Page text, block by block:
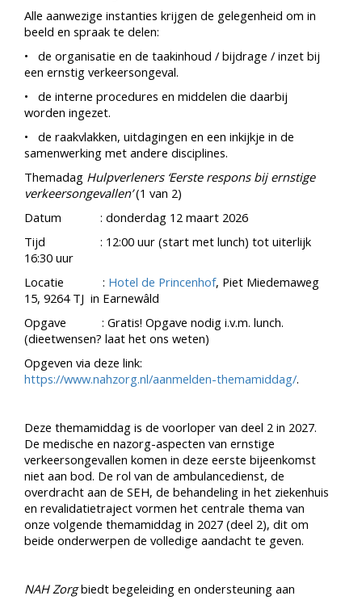
Alle aanwezige instanties krijgen de gelegenheid om in
beeld en spraak te delen:
• de organisatie en de taakinhoud / bijdrage / inzet bij
een ernstig verkeersongeval.
• de interne procedures en middelen die daarbij
worden ingezet.
• de raakvlakken, uitdagingen en een inkijkje in de
samenwerking met andere disciplines.
Themadag Hulpverleners ‘Eerste respons bij ernstige
verkeersongevallen’(1 van 2)
Datum : donderdag 12 maart 2026
Tijd : 12:00 uur (start met lunch) tot uiterlijk
16:30 uur
Locatie : Hotel de Princenhof, Piet Miedemaweg
15, 9264 TJ in Earnewâld
Opgave : Gratis! Opgave nodig i.v.m. lunch.
(dieetwensen? laat het ons weten)
Opgeven via deze link:
https://www.nahzorg.nl/aanmelden-themamiddag/.
Deze themamiddag is de voorloper van deel 2 in 2027.
De medische en nazorg-aspecten van ernstige
verkeersongevallen komen in deze eerste bijeenkomst
niet aan bod. De rol van de ambulancedienst, de
overdracht aan de SEH, de behandeling in het ziekenhuis
en revalidatietraject vormen het centrale thema van
onze volgende themamiddag in 2027 (deel 2), dit om
beide onderwerpen de volledige aandacht te geven.
NAH Zorgbiedt begeleiding en ondersteuning aan